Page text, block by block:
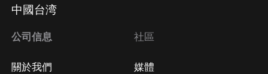
中國台湾
公司信息
關於我們
社區
媒體